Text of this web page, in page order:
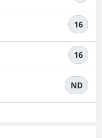
16
16
ND